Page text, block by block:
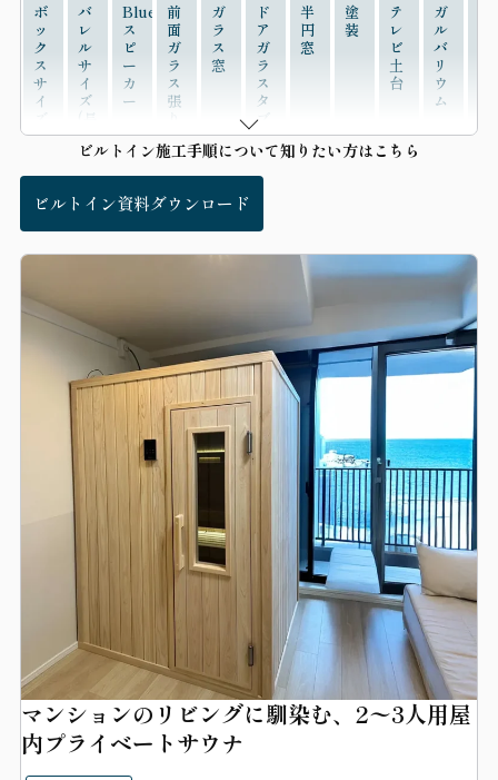
ボ
ッ
ク
ス
サ
イ
ズ
カ
タ
バ
レ
ル
サ
イ
ズ
(長
さ)
Bluetooth
ス
ピ
ー
カ
ー
前
面
ガ
ラ
ス
張
ガ
ラ
ス
窓
ド
ア
ガ
ラ
ス
タ
ブ
レ
ッ
ト
半
円
窓
塗
装
テ
レ
ビ
土
台
ガ
ル
バ
リ
ウ
ム
チ
人数
1人用 2~3人用 3~4人用 4~5人用 6人用〜
お客様の声
ビルトイン施工手順について知りたい方はこちら
ビルトイン資料ダウンロード
マンションのリビングに馴染む、2〜3人用屋
内プライベートサウナ